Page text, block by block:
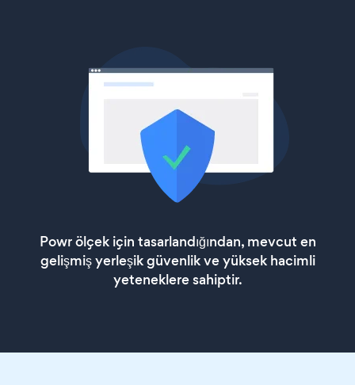
Powr ölçek için tasarlandığından, mevcut en
gelişmiş yerleşik güvenlik ve yüksek hacimli
yeteneklere sahiptir.